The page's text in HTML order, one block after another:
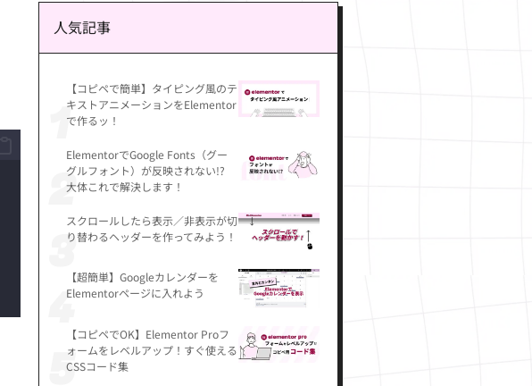
人気記事
【コピペで簡単】タイピング風のテ
キストアニメーションをElementor
で作るッ！
ElementorでGoogle Fonts（グー
グルフォント）が反映されない!?
大体これで解決します！
スクロールしたら表示／非表示が切
り替わるヘッダーを作ってみよう！
【超簡単】Googleカレンダーを
Elementorページに入れよう
【コピペでOK】Elementor Proフ
ォームをレベルアップ！すぐ使える
CSSコード集